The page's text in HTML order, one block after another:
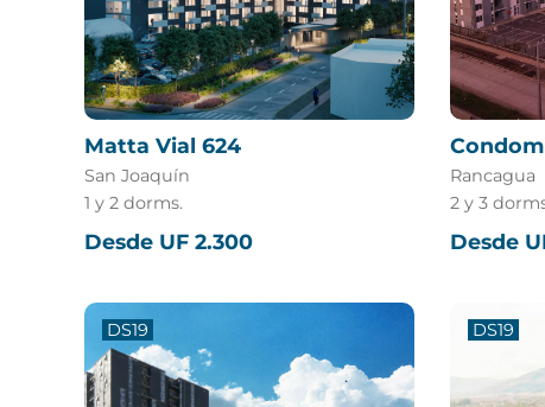
Matta Vial 624
San Joaquín
1 y 2 dorms.
Desde UF 2.300
Rancagua
2 y 3
Desde
DS19 DS19